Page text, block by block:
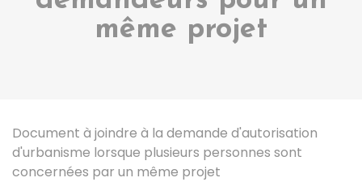
même projet
Document à joindre à la demande d'autorisation
d'urbanisme lorsque plusieurs personnes sont
concernées par un même projet